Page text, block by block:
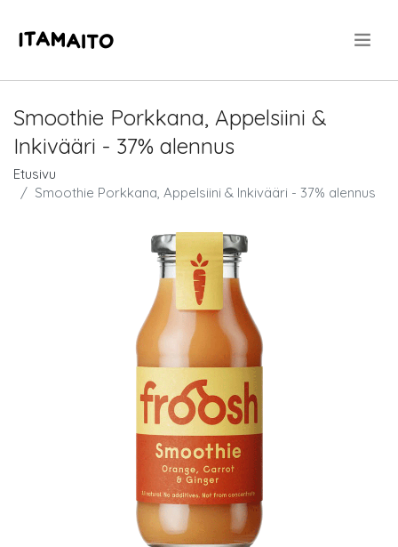
Smoothie Porkkana, Appelsiini &
Inkivääri - 37% alennus
Etusivu
Smoothie Porkkana, Appelsiini & Inkivääri - 37% alennus